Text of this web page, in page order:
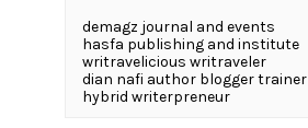
demagz journal and events
hasfa publishing and institute
writravelicious writraveler
dian nafi author blogger trainer
hybrid writerpreneur